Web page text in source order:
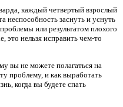
каждый четвертый взрослый
неспособность заснуть и уснуть
или результатом плохого
это нельзя исправить чем-то
вы не можете полагаться на
проблему, и как выработать
когда вы будете спать